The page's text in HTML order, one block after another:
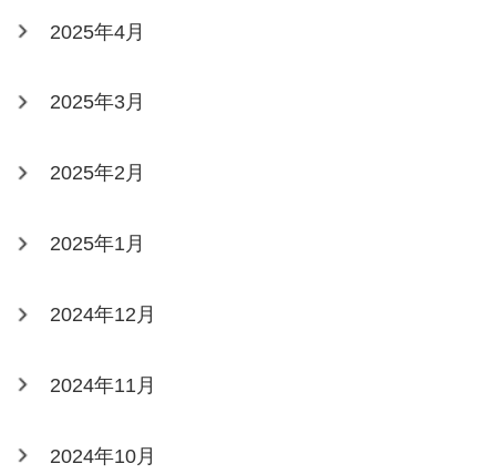
2025年4月
2025年3月
2025年2月
2025年1月
2024年12月
2024年11月
2024年10月